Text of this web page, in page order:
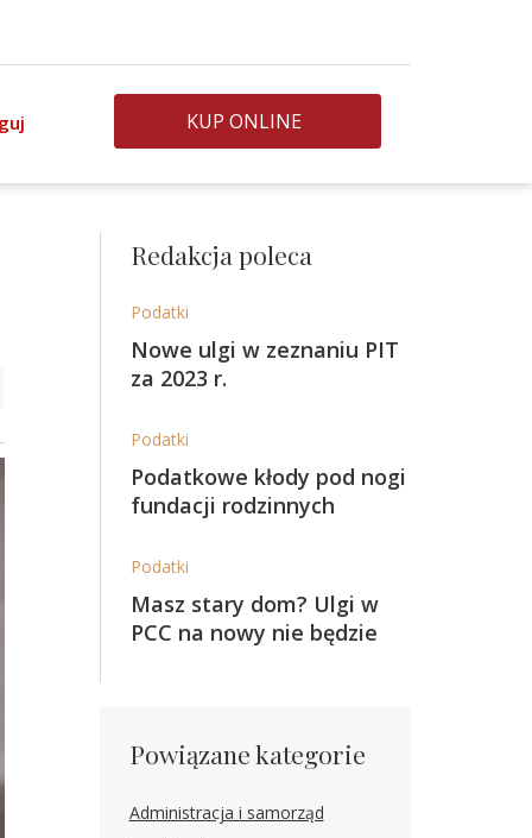
KUP ONLINE
Redakcja poleca
Podatki
Nowe ulgi w zeznaniu PIT
za 2023 r.
Podatki
Podatkowe kłody pod nogi
fundacji rodzinnych
Podatki
Masz stary dom? Ulgi w
PCC na nowy nie będzie
Powiązane kategorie
Administracja i samorząd